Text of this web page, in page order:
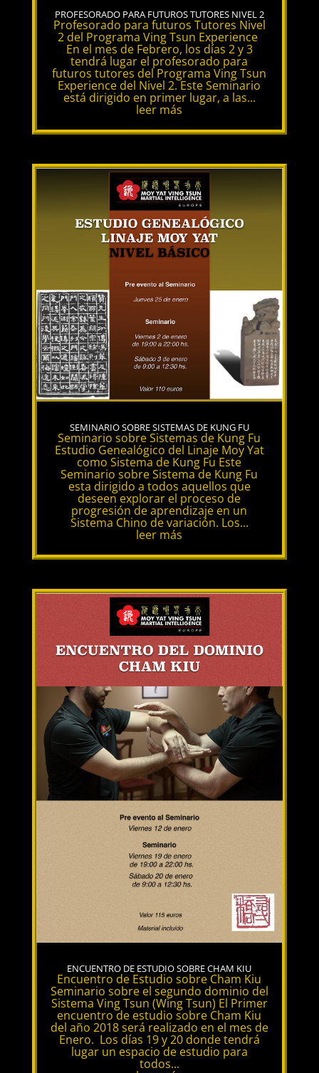
PROFESORADO PARA FUTUROS TUTORES NIVEL 2
Profesorado para futuros Tutores Nivel
2 del Programa Ving Tsun Experience
En el mes de Febrero, los días 2 y 3
tendrá lugar el profesorado para
futuros tutores del Programa Ving Tsun
Experience del Nivel 2. Este Seminario
está dirigido en primer lugar, a las...
leer más
SEMINARIO SOBRE SISTEMAS DE KUNG FU
Seminario sobre Sistemas de Kung Fu
Estudio Genealógico del Linaje Moy Yat
como Sistema de Kung Fu Este
Seminario sobre Sistema de Kung Fu
esta dirigido a todos aquellos que
deseen explorar el proceso de
progresión de aprendizaje en un
Sistema Chino de variación. Los...
leer más
ENCUENTRO DE ESTUDIO SOBRE CHAM KIU
Encuentro de Estudio sobre Cham Kiu
Seminario sobre el segundo dominio del
Sistema Ving Tsun (Wing Tsun) El Primer
encuentro de estudio sobre Cham Kiu
del año 2018 será realizado en el mes de
Enero. Los días 19 y 20 donde tendrá
lugar un espacio de estudio para
todos...